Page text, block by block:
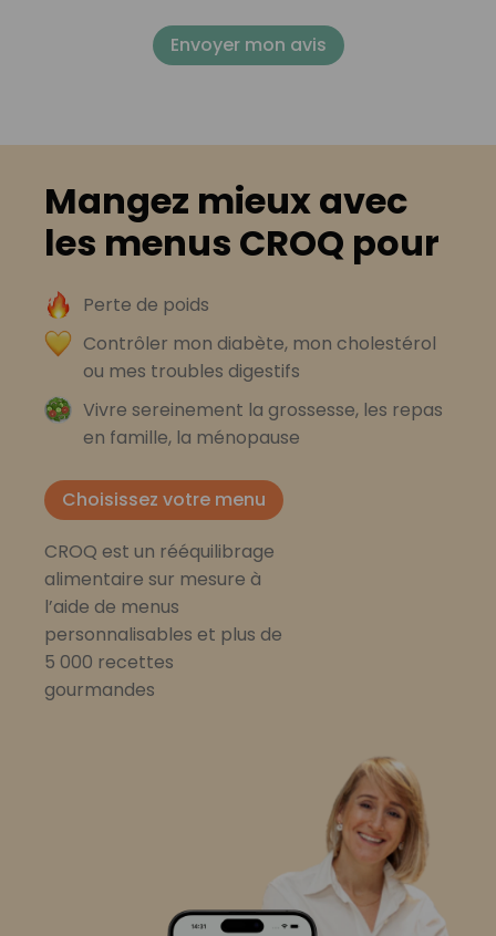
Envoyer mon avis
Mangez mieux avec
les menus CROQ pour
Perte de poids
Contrôler mon diabète, mon cholestérol
ou mes troubles digestifs
Vivre sereinement la grossesse, les repas
en famille, la ménopause
Choisissez votre menu
CROQ est un rééquilibrage
alimentaire sur mesure à
l’aide de menus
personnalisables et plus de
5 000 recettes
gourmandes